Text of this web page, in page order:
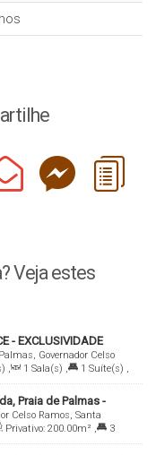
Veja estes
- EXCLUSIVIDADE
Governador Celso
, 1 Sala(s) , 1 Suíte(s) ,
222.34m²
Praia de Palmas -
Celso Ramos, Santa
Privativo: 200.00m² ,
3